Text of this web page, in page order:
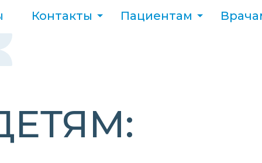
Контакты Пациентам